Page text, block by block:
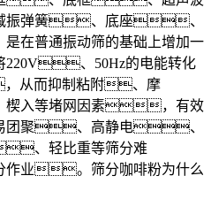
振弹簧、底座、
普通振动筛的基础上增加一
、50Hz的电能转化
从而抑制粘附、摩
等堵网因素，有效
团聚、高静电、
、轻比重等筛分难
业。筛分咖啡粉为什么